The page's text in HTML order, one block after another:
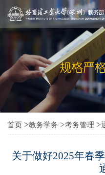
首页 >教务学务 >考务管理 >
关于做好2025年春